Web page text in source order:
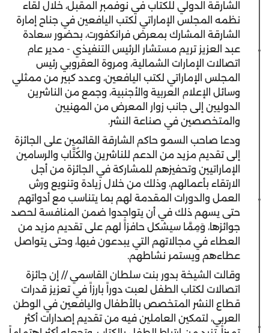
الشارقة الدولي للكتاب في نوفمبر المقبل، خلال لقاء
نظمه المجلس الإماراتي لكتب اليافعين في جناح إمارة
الشارقة المشارك بمعرض فرانكفورت، بحضور سعادة
عبد العزيز تريم مستشار الرئيس التنفيذي - مدير عام
اتصالات الإمارات الشمالية، ومروة العقروبي رئيس
المجلس الإماراتي لكتب اليافعين، وعدد كبير من ممثلي
وسائل الإعلام العربية والأجنبية، وجمع من الناشرين
الدوليين إلى جانب زوار المعرض من المهنيين
والمتخصصين في صناعة النشر.
ودعا صاحب السمو حاكم الشارقة القائمين على الجائزة
إلى تقديم مزيد من الدعم للناشرين والكُتَّاب والرسامين
الإماراتيين وتحفيزهم للمشاركة في الجائزة من أجل
الارتقاء بأعمالهم، وذلك من خلال زيادة وتنويع ورش
العمل والدورات المقدمة لهم بما يتناسب مع أدواتهم
حتى يسهم ذلك في أن يتواجدوا ضمن المنافسة لحصد
جوائزها، وَمِمَّا سيشكل حافزاً لهم على تقديم مزيد من
العطاء في مجالاتهم التي يبدعون فيها، وحتى يتواصل
عطاءهم ويستمر نشاطهم.
وقالت الشيخة بدور بنت سلطان القاسمي // إن جائزة
اتصالات لكتاب الطفل لعبت دوراً بارزاً في تعزيز قدرات
قطاع النشر المتخصص بالأطفال واليافعين في الوطن
العربي، لتمكين العاملين فيه من تقديم إصدارات أكثر